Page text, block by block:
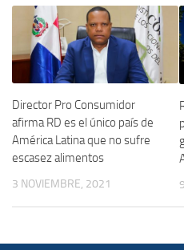
Director Pro Consumidor
afirma RD es el único país de
América Latina que no sufre
escasez alimentos
3 NOVIEMBRE, 2021